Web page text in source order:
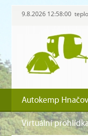
9.8.2026 12:58:00
Autokemp Hnačov
Virtuální